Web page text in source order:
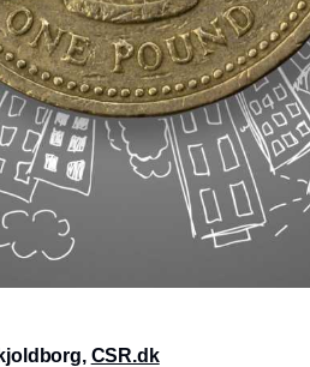
CSR.dk